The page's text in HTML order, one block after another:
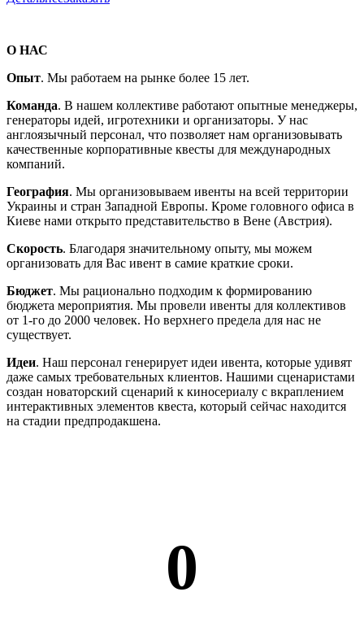
О НАС
Опыт. Мы работаем на рынке более 15 лет.
Команда. В нашем коллективе работают опытные менеджеры,
генераторы идей, игротехники и организаторы. У нас
англоязычный персонал, что позволяет нам организовывать
качественные корпоративные квесты для международных
компаний.
География. Мы организовываем ивенты на всей территории
Украины и стран Западной Европы. Кроме головного офиса в
Киеве нами открыто представительство в Вене (Австрия).
Скорость. Благодаря значительному опыту, мы можем
организовать для Вас ивент в самие краткие сроки.
Бюджет. Мы рационально подходим к формированию
бюджета мероприятия. Мы провели ивенты для коллективов
от 1-го до 2000 человек. Но верхнего предела для нас не
существует.
Идеи. Наш персонал генерирует идеи ивента, которые удивят
даже самых требовательных клиентов. Нашими сценаристами
создан новаторский сценарий к киносериалу с вкраплением
интерактивных элементов квеста, который сейчас находится
на стадии предпродакшена.
0